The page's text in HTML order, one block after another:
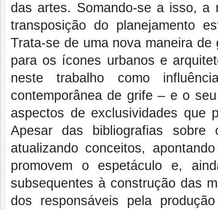
das artes. Somando-se a isso, a
transposição do planejamento
Trata-se de uma nova maneira
para os ícones urbanos e
neste trabalho como
contemporânea de grife – e o
aspectos de exclusividades que
Apesar das bibliografias sobre
atualizando conceitos,
promovem o espetáculo e,
subsequentes à construção das
dos responsáveis pela